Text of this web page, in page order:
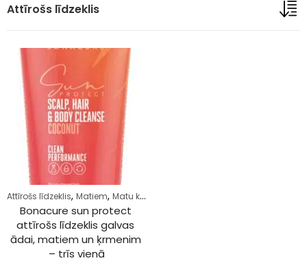
Attīrošs līdzeklis
Attīrošs līdzeklis, Matiem, Matu kopšana
Bonacure sun protect
attīrošs līdzeklis galvas
ādai, matiem un ķrmenim
– trīs vienā